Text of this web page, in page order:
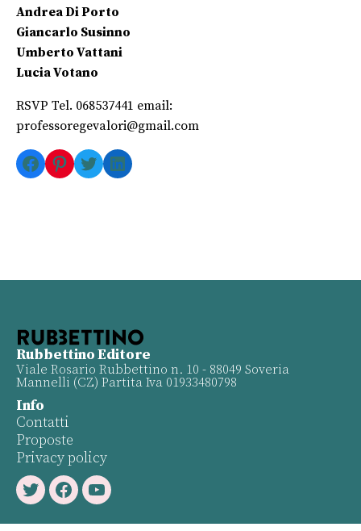
Andrea Di Porto
Giancarlo Susinno
Umberto Vattani
Lucia Votano
RSVP Tel. 068537441 email:
professoregevalori@gmail.com
Facebook
Pinterest
TwitterLinkedIn
Rubbettino Editore
Viale Rosario Rubbettino n. 10 - 88049 Soveria
Mannelli (CZ) Partita Iva 01933480798
Info
Contatti
Proposte
Privacy policy
TwitterFacebookYoutube